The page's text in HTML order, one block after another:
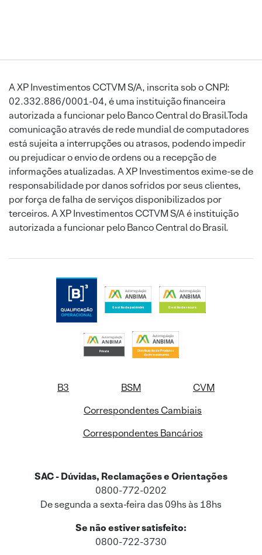
A XP Investimentos CCTVM S/A, inscrita sob o CNPJ:
02.332.886/0001-04, é uma instituição financeira
autorizada a funcionar pelo Banco Central do Brasil.Toda
comunicação através de rede mundial de computadores
está sujeita a interrupções ou atrasos, podendo impedir
ou prejudicar o envio de ordens ou a recepção de
informações atualizadas. A XP Investimentos exime-se de
responsabilidade por danos sofridos por seus clientes,
por força de falha de serviços disponibilizados por
terceiros. A XP Investimentos CCTVM S/A é instituição
autorizada a funcionar pelo Banco Central do Brasil.
B3 BSM
CVM
Correspondentes Cambiais
Correspondentes Bancários
SAC - Dúvidas, Reclamações e Orientações
0800-772-0202
De segunda a sexta-feira das 09hs às 18hs
Se não estiver satisfeito:
0800-722-3730